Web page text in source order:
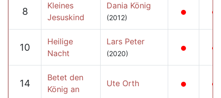
8
Kleines
Jesuskind
Dania König
(2012)
10
Heilige
Nacht
Lars Peter
(2020)
14
Betet den
König an
Ute Orth